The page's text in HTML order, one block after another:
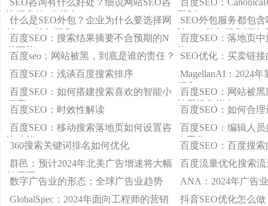
SEO咨询有什么好处？细说网站SEO咨
询服务的6大优点
百度SEO：
区别
什么是SEO外包？企业为什么要选择网
站SEO外包服务
SEO外包服务都包
站SEO外包服务解决
百度SEO：搜索结果摘要不合预期的N
种可能
百度SEO：落地页
能？
百度seo：网站被黑，到底是谁的责任？
SEO优化：买卖链
百度SEO：浅谈百度搜索排序
MagellanAI：2024
报告
百度SEO：如何搭建搜索喜欢的智能小
程序？
百度SEO：网站被
被黑操作指南）
百度SEO：时效性解读
百度SEO：如何合
百度SEO：移动搜索落地页如何设置咨
询功能
百度SEO：编辑人
来工作
360搜索关键词排名如何优化
百度SEO：百度搜
群邑：预计2024年北美广告增速将大幅
放缓至4.2
百度流量优化搜索
数字广告业的形态：全球广告业趋势
ANA：2024年广告
GlobalSpec：2024年面向工程师的营销
抖音SEO优化怎么